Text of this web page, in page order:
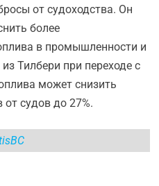
от судоходства. Он
более
в промышленности и
Тилбери при переходе с
может снизить
судов до 27%.